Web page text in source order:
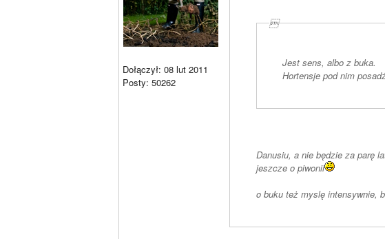
Dołączył: 08 lut 2011
Posty: 50262

Jest sens, albo z buka.
Hortensje pod nim
Danusiu, a nie będzie za parę
jeszcze o piwonii
o buku też myslę intensywnie,